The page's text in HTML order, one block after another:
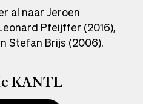
al naar Jeroen
Pfeijffer (2016),
Stefan Brijs (2006).
KANTL